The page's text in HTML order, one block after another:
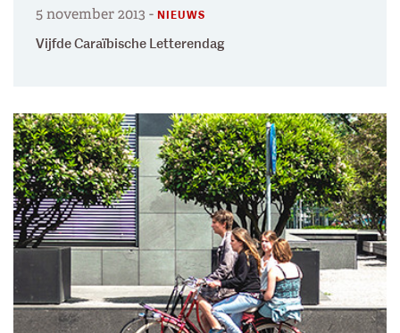
5 november 2013 - NIEUWS
Vijfde Caraïbische Letterendag